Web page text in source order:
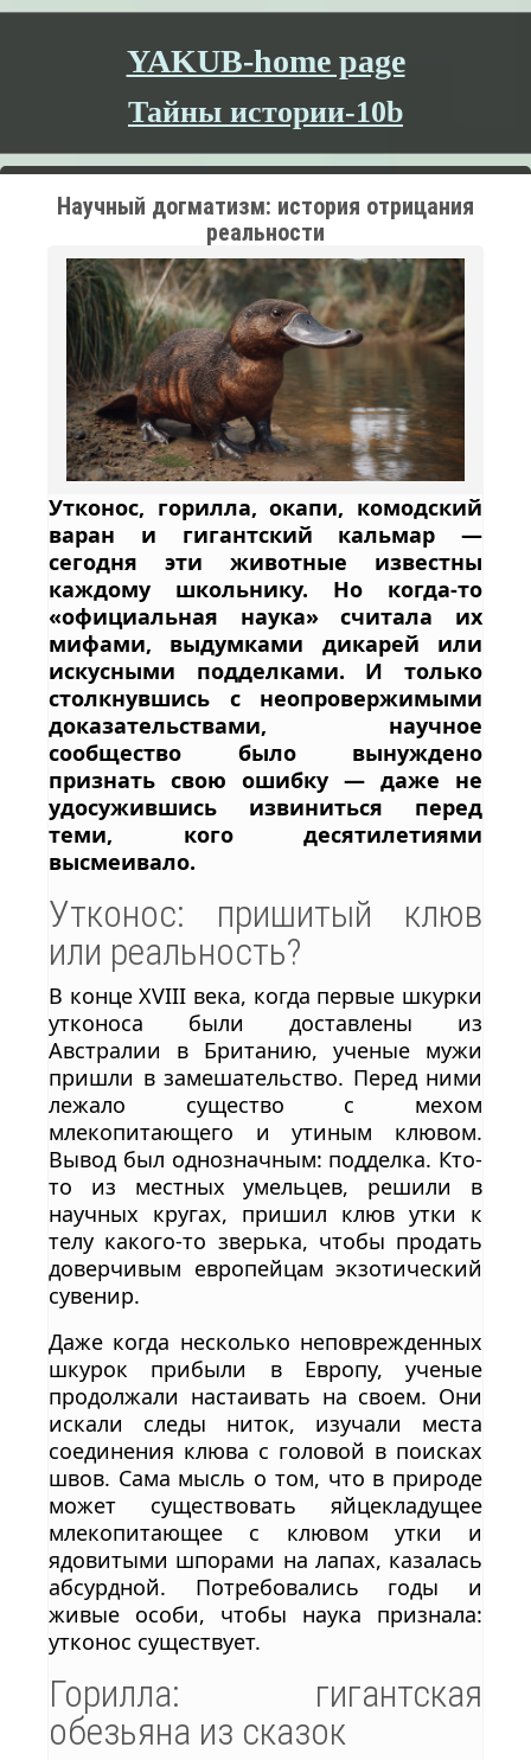
YAKUB-home page
Тайны истории-10b
Научный догматизм: история отрицания
реальности
Утконос, горилла, окапи, комодский
варан и гигантский кальмар —
сегодня эти животные известны
каждому школьнику. Но когда-то
«официальная наука» считала их
мифами, выдумками дикарей или
искусными подделками. И только
столкнувшись с неопровержимыми
доказательствами, научное
сообщество было вынуждено
признать свою ошибку — даже не
удосужившись извиниться перед
теми, кого десятилетиями
высмеивало.
Утконос: пришитый клюв
или реальность?
В конце XVIII века, когда первые шкурки
утконоса были доставлены из
Австралии в Британию, ученые мужи
пришли в замешательство. Перед ними
лежало существо с мехом
млекопитающего и утиным клювом.
Вывод был однозначным: подделка. Кто-
то из местных умельцев, решили в
научных кругах, пришил клюв утки к
телу какого-то зверька, чтобы продать
доверчивым европейцам экзотический
сувенир.
Даже когда несколько неповрежденных
шкурок прибыли в Европу, ученые
продолжали настаивать на своем. Они
искали следы ниток, изучали места
соединения клюва с головой в поисках
швов. Сама мысль о том, что в природе
может существовать яйцекладущее
млекопитающее с клювом утки и
ядовитыми шпорами на лапах, казалась
абсурдной. Потребовались годы и
живые особи, чтобы наука признала:
утконос существует.
Горилла: гигантская
обезьяна из сказок